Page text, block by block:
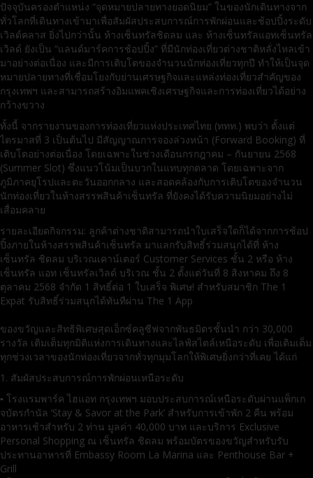
ปัจจุบันครองตำแหน่ง “จุดหมายปลายทางยอดนิยม” ในของนักเดินทางจาก
ทั่วโลกที่เดินทางเข้ามาเพื่อสัมผัสประสบการณ์การพักผ่อนและช้อปปิ้งระดับ
เวิลด์คลาส ยิ่งไปกว่านั้น ห้างเซ็นทรัลชิดลม และ ห้างเซ็นทรัลแอทเซ็นทรัล
เวิลด์ ยังเป็น “แลนด์มาร์คการช้อปปิ้ง” ที่มีนักท่องเที่ยวต่างชาติหลั่งไหลเข้า
มาอย่างต่อเนื่อง และมีการเติบโตของจำนวนนักท่องเที่ยวทุกปี ทำให้เป็นจุด
หมายปลายทางที่เชื่อมโยงกับย่านเศรษฐกิจและแหล่งท่องเที่ยวสำคัญของ
กรุงเทพฯ และสามารถสร้างอิมแพคเชิงเศรษฐกิจและการท่องเที่ยวได้อย่าง
กว้างขวาง
ทั้งนี้ จากรายงานของการท่องเที่ยวแห่งประเทศไทย (ททท.) พบว่า ตั้งแต่
ไตรมาสที่ 3 เป็นต้นไป มีสัญญาณการจองล่วงหน้า (Forward Booking) ที่
เติบโตอย่างต่อเนื่อง โดยเฉพาะในช่วงเดือนกรกฎาคม – กันยายน 2568
(Summer Slot) ซึ่งแนวโน้มเป็นบวกในแทบทุกตลาด โดยเฉพาะจาก
ภูมิภาคยุโรปและตะวันออกกลาง และสอดคล้องกับการเติบโตของจำนวน
นักท่องเที่ยวในห้างสรรพสินค้าเซ็นทรัล ที่ยังคงได้รับความนิยมอย่างไม่
เสื่อมคลาย
รายละเอียดกิจกรรม: ลูกค้าต่างชาติสามารถนำใบเสร็จใดก็ได้จากการช้อป
ปิ้งภายในห้างสรรพสินค้าเซ็นทรัล มาแลกรับสิทธิ์ร่วมสนุกได้ที่ ห้าง
เซ็นทรัล ชิดลม บริเวณเคาน์เตอร์ Customer Services ชั้น 2 หรือ ห้าง
เซ็นทรัล แอท เซ็นทรัลเวิลด์ บริเวณ ชั้น 2 ตั้งแต่วันที่ 8 สิงหาคม ถึง 8
ตุลาคม 2568 จำกัด 1 สิทธิ์ต่อ 1 ใบเสร็จ พิเศษ! สำหรับสมาชิก The 1
Expat รับสิทธิ์ร่วมสนุกได้ทันทีผ่าน The 1 App
ของขวัญและสิทธิพิเศษสุดเอ็กซ์คลูซีฟจากพันธมิตรชั้นนำ กว่า 30,000
รางวัล เติมเต็มทุกมิติแห่งการเดินทางและไลฟ์สไตล์เหนือระดับ เพื่อเติมเต็ม
ทุกช่วงเวลาของนักท่องเที่ยวจากทั่วทุกมุมโลกให้พิเศษยิ่งกว่าที่เคย ได้แก่
1. สัมผัสประสบการณ์การพักผ่อนเหนือระดับ
▪ โรงแรมพาร์ค ไฮแอท กรุงเทพฯ มอบประสบการณ์เหนือระดับผ่านแพ็กเก
จบัตรกำนัล ‘Stay & Savor at the Park’ สำหรับการเข้าพัก 2 คืน พร้อม
อาหารเช้าสำหรับ 2 ท่าน มูลค่า 40,000 บาท และบริการ Exclusive
Personal Shopping ณ เซ็นทรัล ชิดลม พร้อมบัตรของขวัญสำหรับรับ
ประทานอาหารที่ Embassy Room La Marina และ Penthouse Bar +
Grill